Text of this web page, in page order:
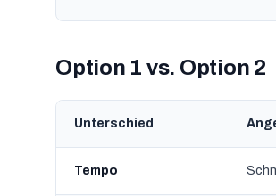
Option 1 vs. Option 2
Unterschied
Tempo